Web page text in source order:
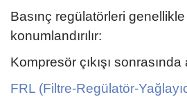
Basınç regülatörleri
konumlandırılır:
Kompresör çıkışı
FRL (Filtre-Regülatör-